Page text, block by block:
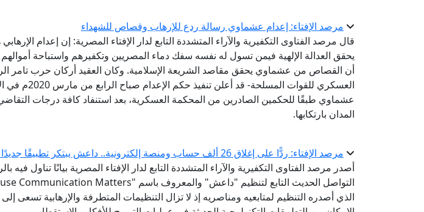
مرصد الإفتاء: إعدام عشماوي رسالة ردع للإرهاب وقصاص للشهداء
قال مرصد الفتاوى التكفيرية والآراء المتشددة التابع لدار الإفتاء المصرية: إن إعدام
يحقق العدالة الإلهية فيمن تسول له نفسه سفك دماء المصريين وتكفيرهم واستباحة
أن القصاص من عشماوي يحقق مقاصد الشريعة الإسلامية. وكان العقيد أركان حرب تامر
العسكري للقوات المسلحة- قد
عشماوي طبقًا للحكمين الصادرين من المحكمة العسكرية، بعد استنفاد كافة درجات
المدان بارتكابها.
مرصد الإفتاء: ردًّا على إغلاق 26 ألف حساب ومنصة إلكترونية.. داعش يبتكر تطبيقًا جديدًا للتجنيد والتمويل
أصدر مرصد الفتاوى التكفيرية والآراء المتشددة التابع لدار الإفتاء المصرية بيانًا تناول فيه
الذي أصدره التنظيم لمتابعيه ومناصريه إذ لا تزال التنظيمات المتطرفة والإرهابية تسعى إلى